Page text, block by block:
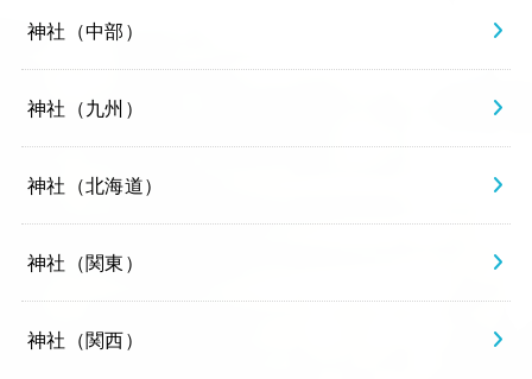
神社（中部）
神社（九州）
神社（北海道）
神社（関東）
神社（関西）